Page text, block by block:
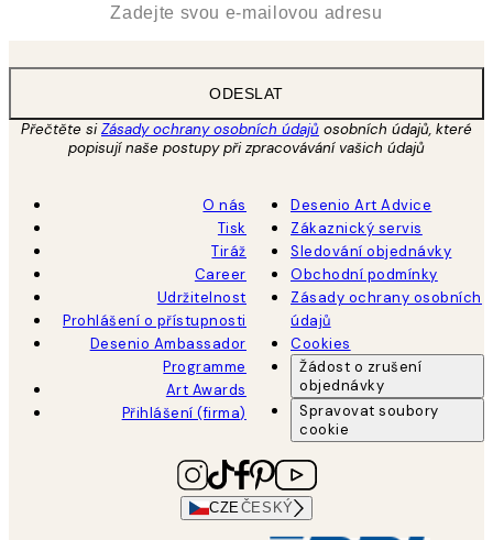
ODESLAT
Přečtěte siZásady ochrany osobních údajů osobních údajů, které
popisují naše postupy při zpracovávání vašich údajů
O nás
Tisk
Tiráž
Career
Udržitelnost
Prohlášení o přístupnosti
Desenio Ambassador
Programme
Art Awards
Přihlášení (firma)
Desenio Art Advice
Zákaznický servis
Sledování objednávky
Obchodní podmínky
Zásady ochrany osobních
údajů
Cookies
Žádost o zrušení
objednávky
Spravovat soubory
cookie
CZEČESKÝ